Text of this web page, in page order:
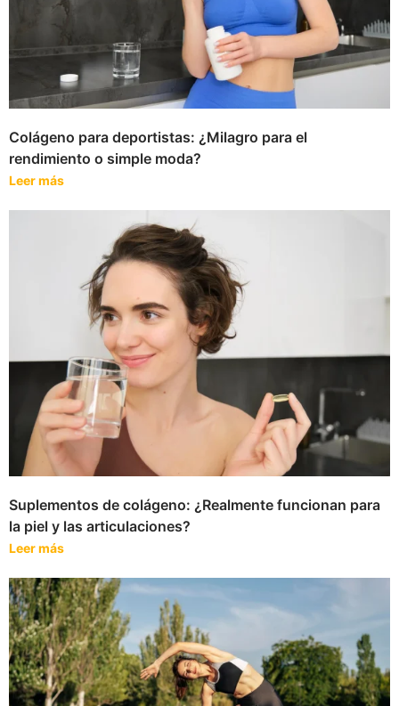
Colágeno para deportistas: ¿Milagro para el
rendimiento o simple moda?
Leer más
Suplementos de colágeno: ¿Realmente funcionan para
la piel y las articulaciones?
Leer más